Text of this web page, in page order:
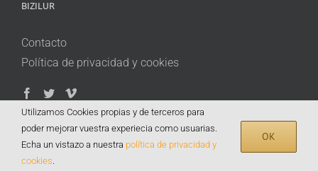
BIZILUR
Contacto
Política de privacidad y cookies
Utilizamos Cookies propias y de terceros para
poder mejorar vuestra experiecia como usuarias.
Echa un vistazo a nuestra política de privacidad y
cookies.
OK